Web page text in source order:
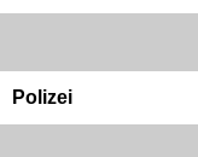
Polizei